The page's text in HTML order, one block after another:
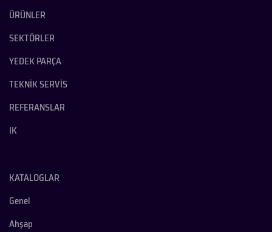
ÜRÜNLER
SEKTÖRLER
YEDEK PARÇA
TEKNİK SERVİS
REFERANSLAR
IK
KATALOGLAR
Genel
Ahşap